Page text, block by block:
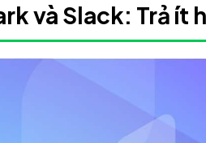
và Slack: Trả ít